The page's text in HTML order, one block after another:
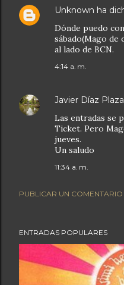
Unknown ha
Dónde puedo
sábado(Mago de
al lado de BCN.
4:14 a. m.
Javier Díaz Plaza
Las entradas se
Ticket. Pero
jueves.
Un saludo
11:34 a. m.
PUBLICAR UN COMENTARIO
ENTRADAS POPULARES